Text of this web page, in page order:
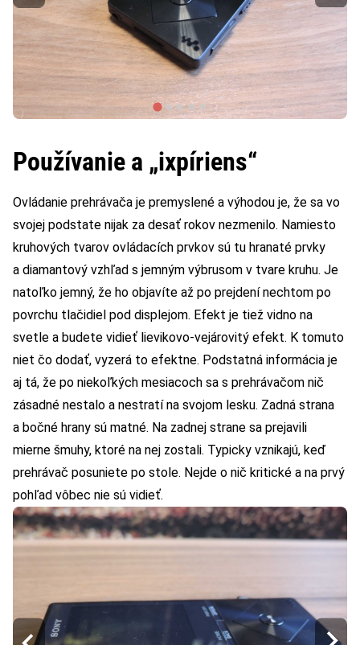
Používanie a „ixpíriens“
Ovládanie prehrávača je premyslené a výhodou je, že sa vo
svojej podstate nijak za desať rokov nezmenilo. Namiesto
kruhových tvarov ovládacích prvkov sú tu hranaté prvky
a diamantový vzhľad s jemným výbrusom v tvare kruhu. Je
natoľko jemný, že ho objavíte až po prejdení nechtom po
povrchu tlačidiel pod displejom. Efekt je tiež vidno na
svetle a budete vidieť lievikovo-vejárovitý efekt. K tomuto
niet čo dodať, vyzerá to efektne. Podstatná informácia je
aj tá, že po niekoľkých mesiacoch sa s prehrávačom nič
zásadné nestalo a nestratí na svojom lesku. Zadná strana
a bočné hrany sú matné. Na zadnej strane sa prejavili
mierne šmuhy, ktoré na nej zostali. Typicky vznikajú, keď
prehrávač posuniete po stole. Nejde o nič kritické a na prvý
pohľad vôbec nie sú vidieť.